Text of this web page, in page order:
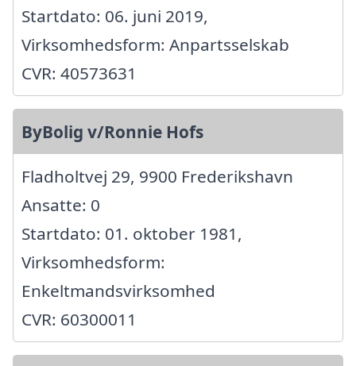
Startdato: 06. juni 2019,
Virksomhedsform: Anpartsselskab
CVR: 40573631
ByBolig v/Ronnie Hofs
Fladholtvej 29, 9900 Frederikshavn
Ansatte: 0
Startdato: 01. oktober 1981,
Virksomhedsform:
Enkeltmandsvirksomhed
CVR: 60300011